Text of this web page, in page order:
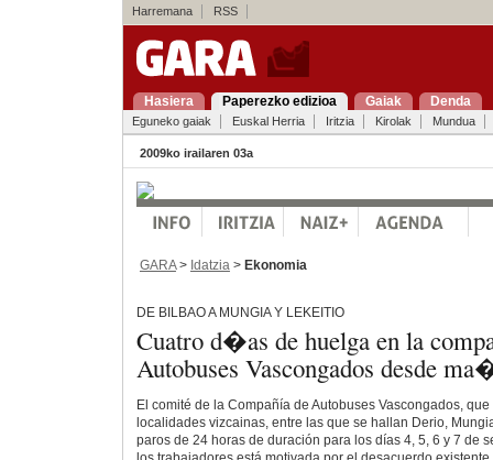
Harremana RSS
Hasiera Paperezko edizioa Gaiak Denda
Eguneko gaiak Euskal Herria Iritzia Kirolak Mundua
2009ko irailaren 03a
GARA> Idatzia > Ekonomia
DE BILBAO A MUNGIA Y LEKEITIO
Cuatro d�as de huelga en la
Autobuses Vascongados desde
El comité de la Compañía de Autobuses Vascongados,
localidades vizcainas, entre las que se hallan Derio,
paros de 24 horas de duración para los días 4, 5, 6 y 7 de